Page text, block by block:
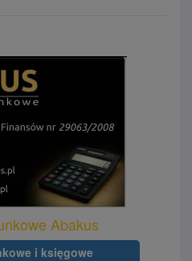
Abakus
i księgowe